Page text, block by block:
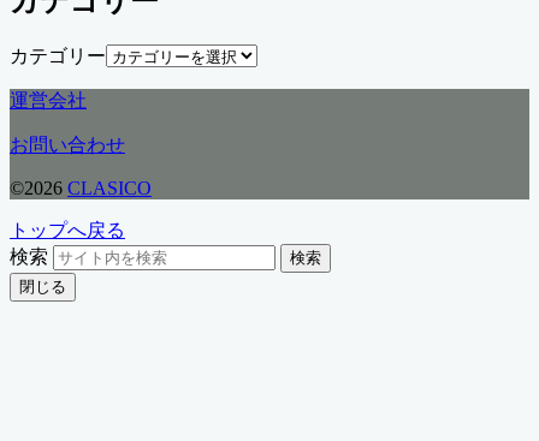
カテゴリー
運営会社
お問い合わせ
©2026 CLASICO
トップへ戻る
検索
検索
閉じる